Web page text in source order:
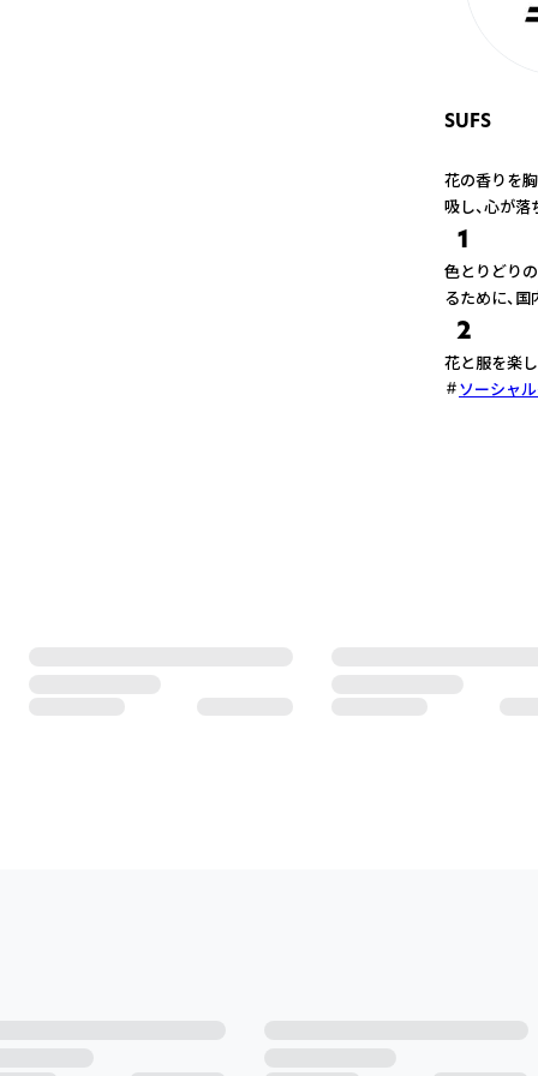
SUFS
花の香りを
吸し、心が落
1
色とりどり
るために、
2
花と服を楽
ソーシャ